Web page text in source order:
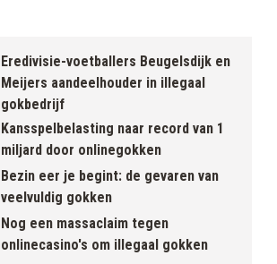
Eredivisie-voetballers Beugelsdijk en
Meijers aandeelhouder in illegaal
gokbedrijf
Kansspelbelasting naar record van 1
miljard door onlinegokken
Bezin eer je begint: de gevaren van
veelvuldig gokken
Nog een massaclaim tegen
onlinecasino's om illegaal gokken